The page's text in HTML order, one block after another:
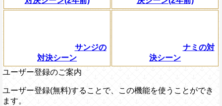
サンジの
対決シーン
ナミの対
決シーン
ユーザー登録のご案内
ユーザー登録(無料)することで、この機能を使うことができ
ます。